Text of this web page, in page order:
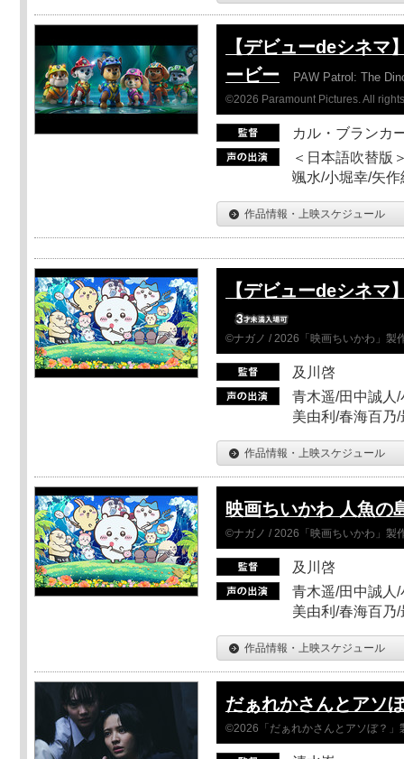
【デビューdeシネマ
ービー
PAW Patrol: The
©2026 Paramount Pictures. All
カル・ブランカ
＜日本語吹替版
颯水/小堀幸/矢作
作品情報・上映スケジュール
【デビューdeシネマ
©ナガノ / 2026「映画ちいかわ」製
及川啓
青木遥/田中誠人
美由利/春海百乃
作品情報・上映スケジュール
映画ちいかわ 人魚の
©ナガノ / 2026「映画ちいかわ」製
及川啓
青木遥/田中誠人
美由利/春海百乃
作品情報・上映スケジュール
だぁれかさんとアソ
©2026「だぁれかさんとアソぼ？」